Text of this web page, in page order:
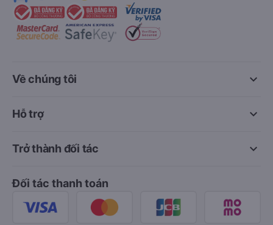
keyboard_arrow_down
Về chúng tôi
keyboard_arrow_down
Hỗ trợ
keyboard_arrow_down
Trở thành đối tác
Đối tác thanh toán